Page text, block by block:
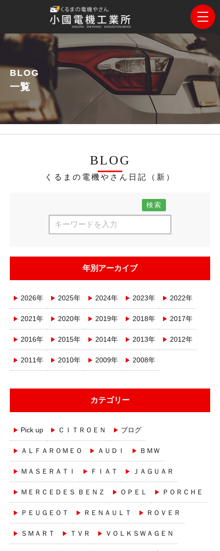
BLOG
一覧
BLOG
くるまの電機やさん日記（新）
検索
年別アーカイブ
2026年 2025年 2024年 2023年 2022年
2021年 2020年 2019年 2018年 2017年
2016年 2015年 2014年 2013年 2012年
2011年 2010年 2009年 2008年
カテゴリー
Pick up ＣＩＴＲＯＥＮ ブログ
ＡＬＦＡＲＯＭＥＯ ＡＵＤＩ ＢＭＷ
ＭＡＳＥＲＡＴＩ ＦＩＡＴ ＪＡＧＵＡＲ
ＭＥＲＣＥＤＥＳ ＢＥＮＺ ＯＰＥＬ ＰＯＲＣＨＥ
ＰＥＵＧＥＯＴ ＲＥＮＡＵＬＴ ＲＯＶＥＲ
ＳＭＡＲＴ ＴＶＲ ＶＯＬＫＳＷＡＧＥＮ